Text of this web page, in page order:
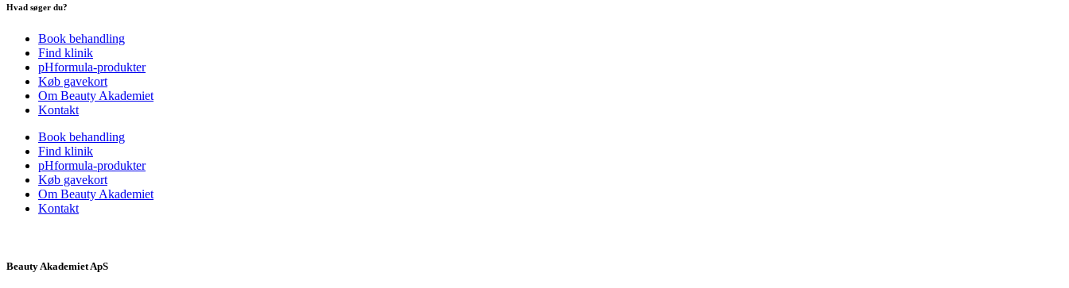
Hvad søger du?
Book behandling
Find klinik
pHformula-produkter
Køb gavekort
Om Beauty Akademiet
Kontakt
Book behandling
Find klinik
pHformula-produkter
Køb gavekort
Om Beauty Akademiet
Kontakt
Beauty Akademiet ApS